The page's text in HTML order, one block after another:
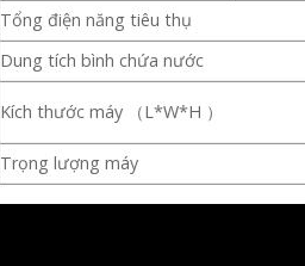
Tổng điện năng tiêu thụ
Dung tích bình chứa nước
Kích thước máy （L*W*H ）
Trọng lượng máy